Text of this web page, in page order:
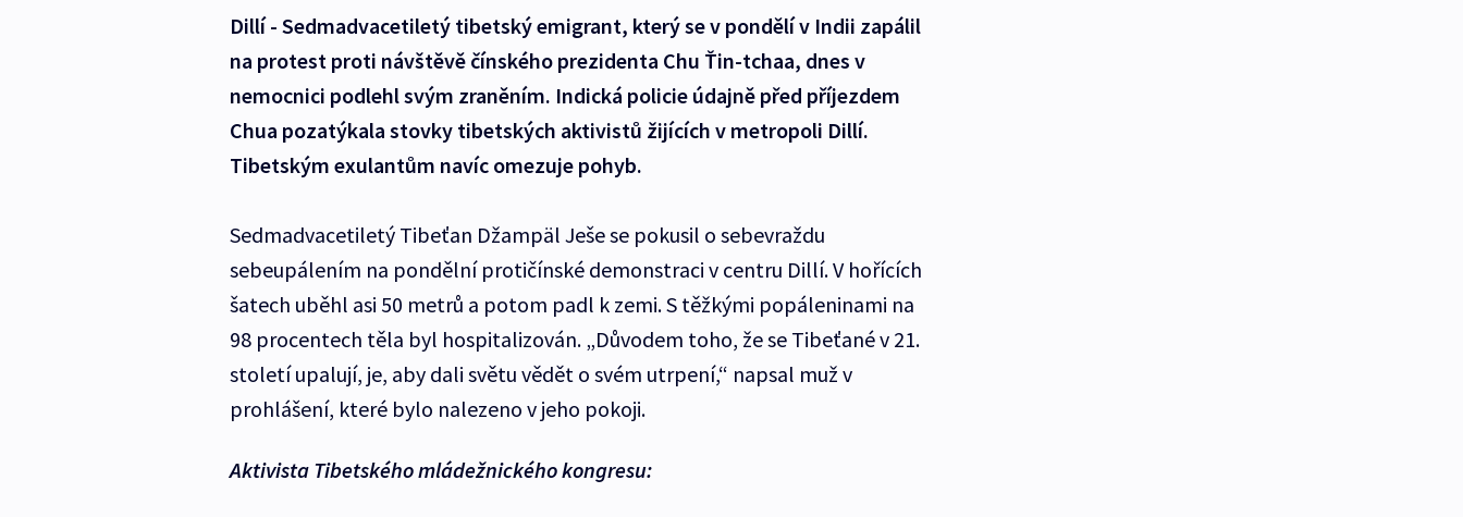
Dillí - Sedmadvacetiletý tibetský emigrant, který se v pondělí v Indii zapálil
na protest proti návštěvě čínského prezidenta Chu Ťin-tchaa, dnes v
nemocnici podlehl svým zraněním. Indická policie údajně před příjezdem
Chua pozatýkala stovky tibetských aktivistů žijících v metropoli Dillí.
Tibetským exulantům navíc omezuje pohyb.
Sedmadvacetiletý Tibeťan Džampäl Ješe se pokusil o sebevraždu
sebeupálením na pondělní protičínské demonstraci v centru Dillí. V hořících
šatech uběhl asi 50 metrů a potom padl k zemi. S těžkými popáleninami na
98 procentech těla byl hospitalizován. „Důvodem toho, že se Tibeťané v 21.
století upalují, je, aby dali světu vědět o svém utrpení,“ napsal muž v
prohlášení, které bylo nalezeno v jeho pokoji.
Aktivista Tibetského mládežnického kongresu: